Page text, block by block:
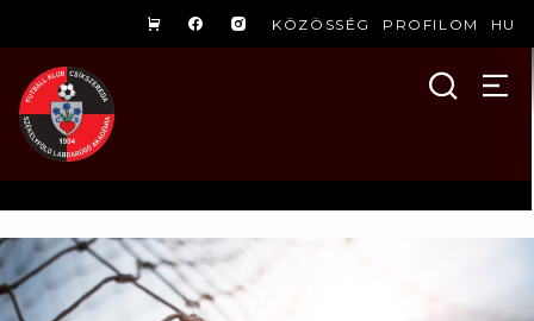
KÖZÖSSÉG PROFILOM HU